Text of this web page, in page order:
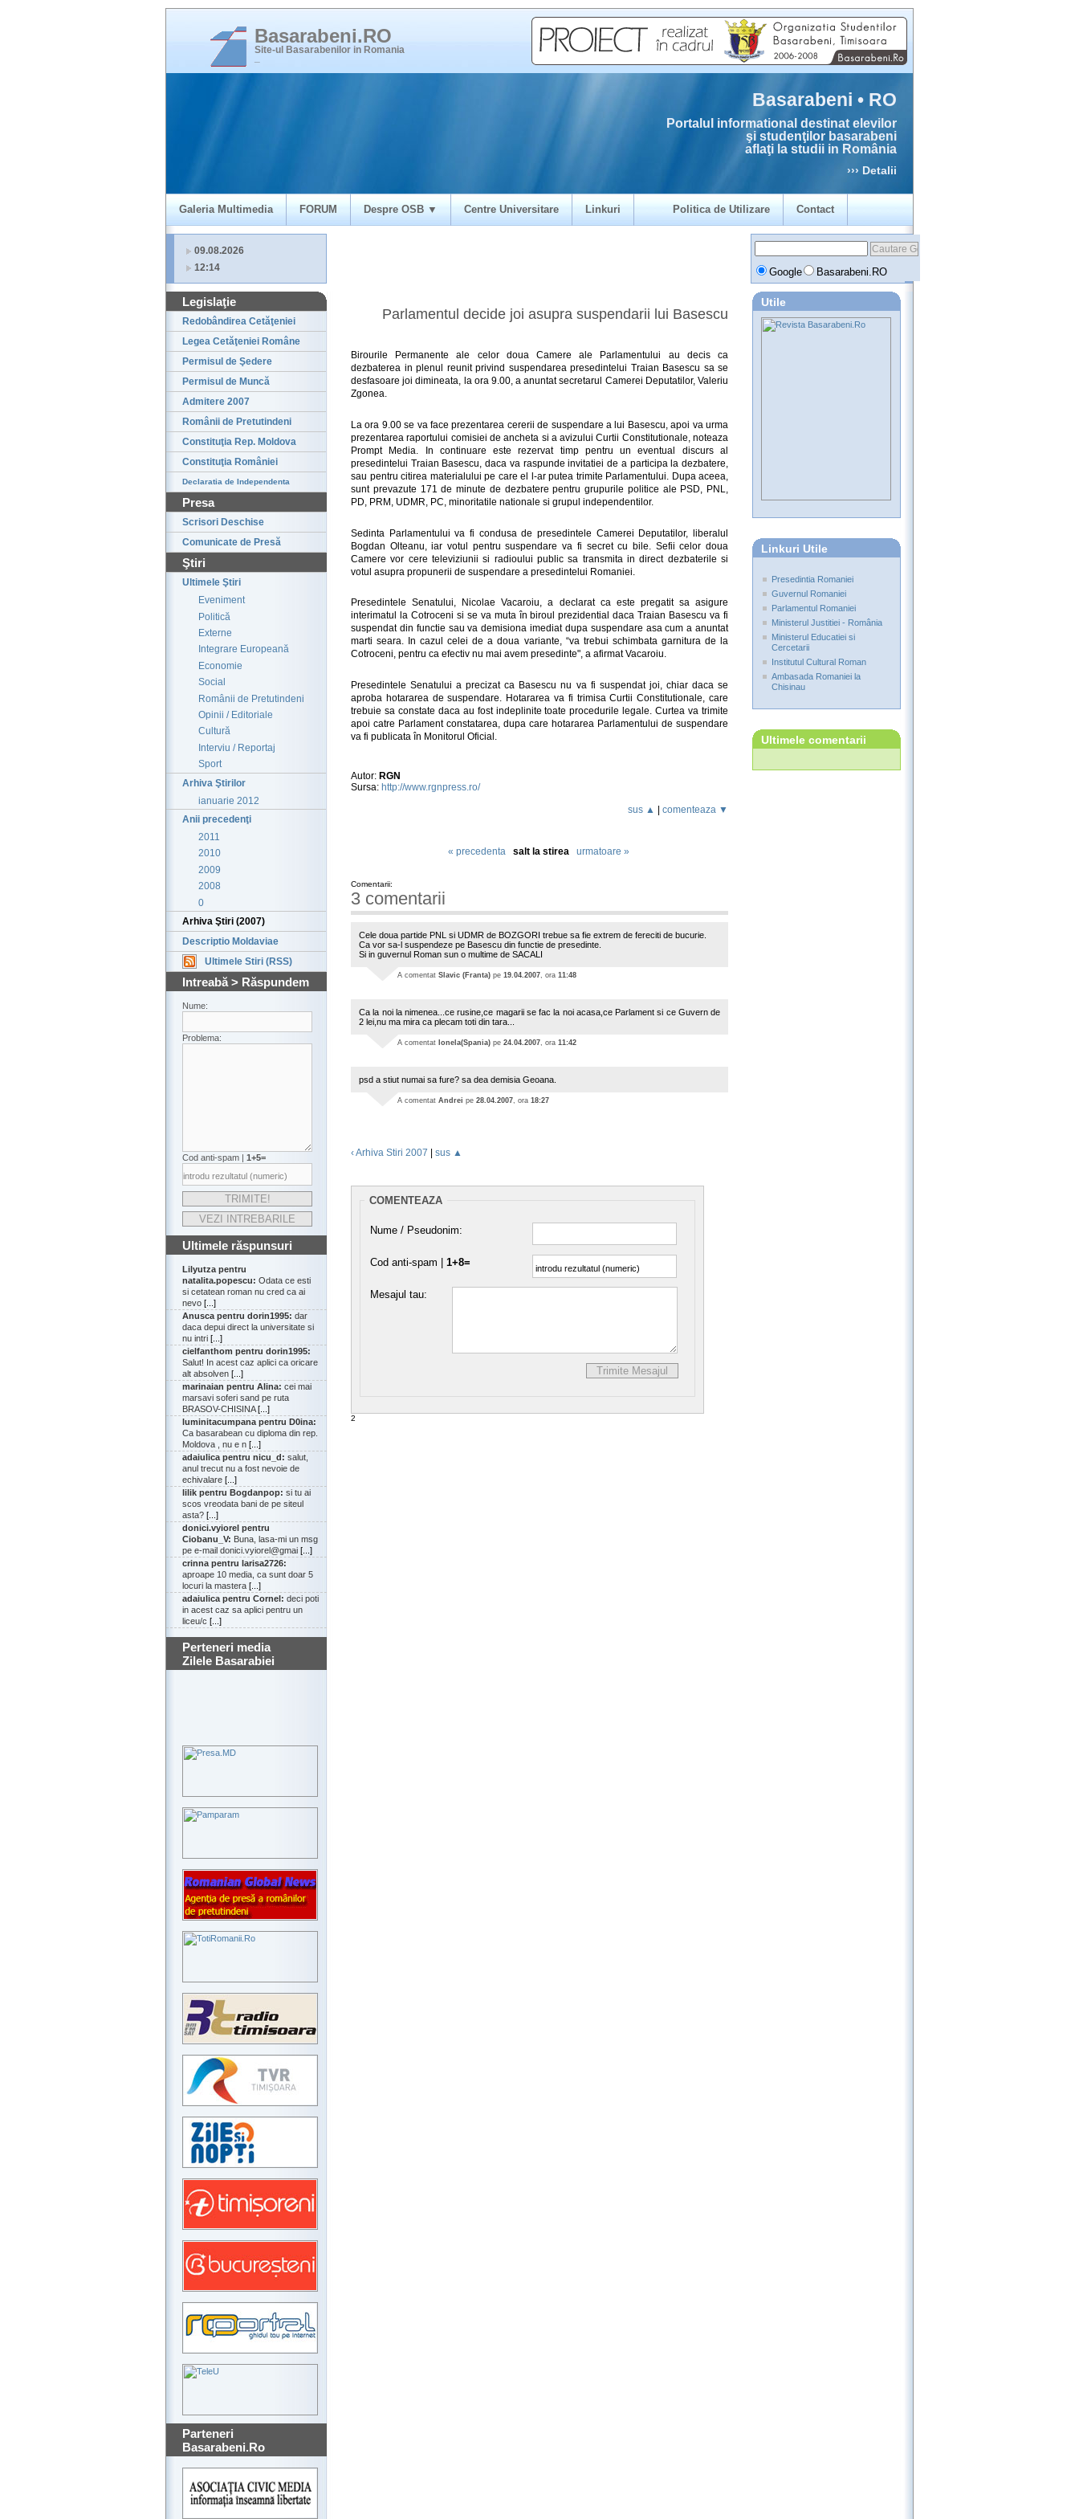
Basarabeni.RO
Site-ul Basarabenilor in Romania
Basarabeni • RO
Portalul informational destinat elevilor
şi studenţilor basarabeni
aflaţi la studii in România
››› Detalii
Galeria Multimedia FORUM Despre OSB ▼ Centre Universitare Linkuri Politica de Utilizare Contact
09.08.2026
12:14
Google Basarabeni.RO
Legislaţie
Redobândirea Cetăţeniei
Legea Cetăţeniei Române
Permisul de Şedere
Permisul de Muncă
Admitere 2007
Românii de Pretutindeni
Constituţia Rep. Moldova
Constituţia României
Declaratia de Independenta
Presa
Scrisori Deschise
Comunicate de Presă
Ştiri
Ultimele Ştiri
Eveniment
Politică
Externe
Integrare Europeană
Economie
Social
Românii de Pretutindeni
Opinii / Editoriale
Cultură
Interviu / Reportaj
Sport
Arhiva Ştirilor
ianuarie 2012
Anii precedenţi
2011
2010
2009
2008
0
Arhiva Ştiri (2007)
Descriptio Moldaviae
Ultimele Stiri (RSS)
Intreabă > Răspundem
Nume:
Problema:
Cod anti-spam | 1+5=
Ultimele răspunsuri
Lilyutza pentru
natalita.popescu: Odata ce esti
si cetatean roman nu cred ca ai
nevo [...]
Anusca pentru dorin1995: dar
daca depui direct la universitate si
nu intri [...]
cielfanthom pentru dorin1995:
Salut! In acest caz aplici ca oricare
alt absolven [...]
marinaian pentru Alina: cei mai
marsavi soferi sand pe ruta
BRASOV-CHISINA[...]
luminitacumpana pentru D0ina:
Ca basarabean cu diploma din rep.
Moldova , nu e n [...]
adaiulica pentru nicu_d: salut,
anul trecut nu a fost nevoie de
echivalare [...]
lilik pentru Bogdanpop: si tu ai
scos vreodata bani de pe siteul
asta? [...]
donici.vyiorel pentru
Ciobanu_V: Buna, lasa-mi un msg
pe e-mail donici.vyiorel@gmai [...]
crinna pentru larisa2726:
aproape 10 media, ca sunt doar 5
locuri la mastera [...]
adaiulica pentru Cornel: deci poti
in acest caz sa aplici pentru un
liceu/c [...]
Perteneri media
Zilele Basarabiei
Parteneri
Basarabeni.Ro
Parlamentul decide joi asupra suspendarii lui Basescu
Birourile Permanente ale celor doua Camere ale Parlamentului au decis ca
dezbaterea in plenul reunit privind suspendarea presedintelui Traian Basescu sa se
desfasoare joi dimineata, la ora 9.00, a anuntat secretarul Camerei Deputatilor, Valeriu
Zgonea.
La ora 9.00 se va face prezentarea cererii de suspendare a lui Basescu, apoi va urma
prezentarea raportului comisiei de ancheta si a avizului Curtii Constitutionale, noteaza
Prompt Media. In continuare este rezervat timp pentru un eventual discurs al
presedintelui Traian Basescu, daca va raspunde invitatiei de a participa la dezbatere,
sau pentru citirea materialului pe care el l-ar putea trimite Parlamentului. Dupa aceea,
sunt prevazute 171 de minute de dezbatere pentru grupurile politice ale PSD, PNL,
PD, PRM, UDMR, PC, minoritatile nationale si grupul independentilor.
Sedinta Parlamentului va fi condusa de presedintele Camerei Deputatilor, liberalul
Bogdan Olteanu, iar votul pentru suspendare va fi secret cu bile. Sefii celor doua
Camere vor cere televiziunii si radioului public sa transmita in direct dezbaterile si
votul asupra propunerii de suspendare a presedintelui Romaniei.
Presedintele Senatului, Nicolae Vacaroiu, a declarat ca este pregatit sa asigure
interimatul la Cotroceni si se va muta în biroul prezidential daca Traian Basescu va fi
suspendat din functie sau va demisiona imediat dupa suspendare asa cum a anuntat
marti seara. In cazul celei de a doua variante, “va trebui schimbata garnitura de la
Cotroceni, pentru ca efectiv nu mai avem presedinte", a afirmat Vacaroiu.
Presedintele Senatului a precizat ca Basescu nu va fi suspendat joi, chiar daca se
aproba hotararea de suspendare. Hotararea va fi trimisa Curtii Constitutionale, care
trebuie sa constate daca au fost indeplinite toate procedurile legale. Curtea va trimite
apoi catre Parlament constatarea, dupa care hotararea Parlamentului de suspendare
va fi publicata în Monitorul Oficial.
Autor: RGN
Sursa: http://www.rgnpress.ro/
sus ▲
comenteaza ▼
« precedenta salt la stirea urmatoare »
Comentarii:
3 comentarii
Cele doua partide PNL si UDMR de BOZGORI trebue sa fie extrem de fereciti de bucurie.
Ca vor sa-l suspendeze pe Basescu din functie de presedinte.
Si in guvernul Roman sun o multime de SACALI
A comentat Slavic (Franta) pe 19.04.2007 , ora 11:48
Ca la noi la nimenea...ce rusine,ce magarii se fac la noi acasa,ce Parlament si ce Guvern de
2 lei,nu ma mira ca plecam toti din tara...
A comentat Ionela(Spania) pe 24.04.2007 , ora 11:42
psd a stiut numai sa fure? sa dea demisia Geoana.
A comentat Andrei pe 28.04.2007 , ora 18:27
‹ Arhiva Stiri 2007 | sus ▲
COMENTEAZA
Nume / Pseudonim:
Cod anti-spam | 1+8=
Mesajul tau:
2
Utile
Linkuri Utile
Presedintia Romaniei
Guvernul Romaniei
Parlamentul Romaniei
Ministerul Justitiei - România
Ministerul Educatiei si
Cercetarii
Institutul Cultural Roman
Ambasada Romaniei la
Chisinau
Ultimele comentarii